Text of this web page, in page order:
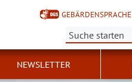
GEBÄRDENSPRACHE
Suche:
NEWSLETTER